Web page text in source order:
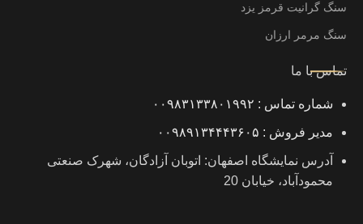
سنگ گرانیت قرمز یزد
سنگ مرمر ارزان
تماس با ما
شماره تماس : ۰۰۹۸۳۱۳۳۸۰۱۹۹۲
مدیر فروش : ۰۰۹۸۹۱۳۴۴۴۳۶۰۵
آدرس نمایشگاه اصفهان: اتوبان آزادگان، شهرک صنعتی
محمودآباد، خیابان 20